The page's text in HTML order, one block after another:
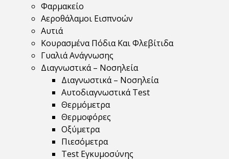
Φαρμακείο
Αεροθάλαμοι Εισπνοών
Αυτιά
Κουρασμένα Πόδια Και Φλεβίτιδα
Γυαλιά Ανάγνωσης
Διαγνωστικά – Νοσηλεία
Διαγνωστικά – Νοσηλεία
Αυτοδιαγνωστικά Test
Θερμόμετρα
Θερμοφόρες
Οξύμετρα
Πιεσόμετρα
Test Εγκυμοσύνης